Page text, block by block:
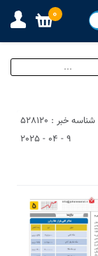
شناسه خبر : 528120
9 - 04 - 2025
0